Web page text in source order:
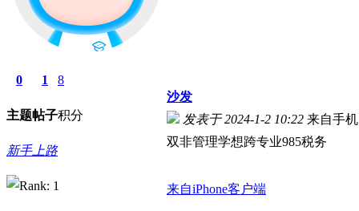
0
主题
1
帖子
8
积分
新手上路
沙发
发表于 2024-1-2 10:22 来自手机
双非管理学想跨专业985税务
来自iPhone客户端